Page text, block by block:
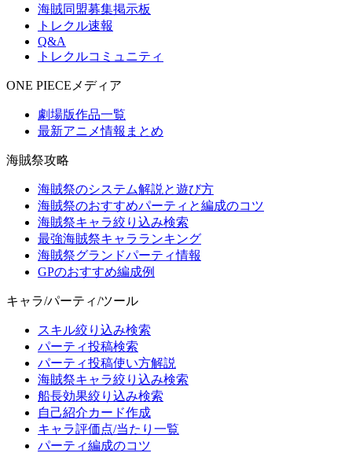
海賊同盟募集掲示板
トレクル速報
Q&A
トレクルコミュニティ
ONE PIECEメディア
劇場版作品一覧
最新アニメ情報まとめ
海賊祭攻略
海賊祭のシステム解説と遊び方
海賊祭のおすすめパーティと編成のコツ
海賊祭キャラ絞り込み検索
最強海賊祭キャラランキング
海賊祭グランドパーティ情報
GPのおすすめ編成例
キャラ/パーティ/ツール
スキル絞り込み検索
パーティ投稿検索
パーティ投稿使い方解説
海賊祭キャラ絞り込み検索
船長効果絞り込み検索
自己紹介カード作成
キャラ評価点/当たり一覧
パーティ編成のコツ